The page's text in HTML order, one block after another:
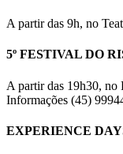
A partir das 9h, no
5º FESTIVAL DO
A partir das 19h30, no
Informações (45)
EXPERIENCE